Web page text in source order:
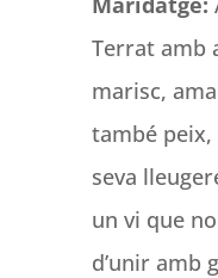
Terrat amb
marisc,
també peix,
seva
un vi que
d’unir amb